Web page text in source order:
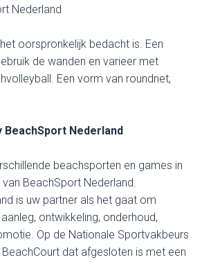
Nederland
oorspronkelijk bedacht is. Een
de wanden en varieer met
Een vorm van roundnet,
BeachSport Nederland
beachsporten en games in
BeachSport Nederland.
is uw partner als het gaat om
ontwikkeling, onderhoud,
Op de Nationale Sportvakbeurs
dat afgesloten is met een